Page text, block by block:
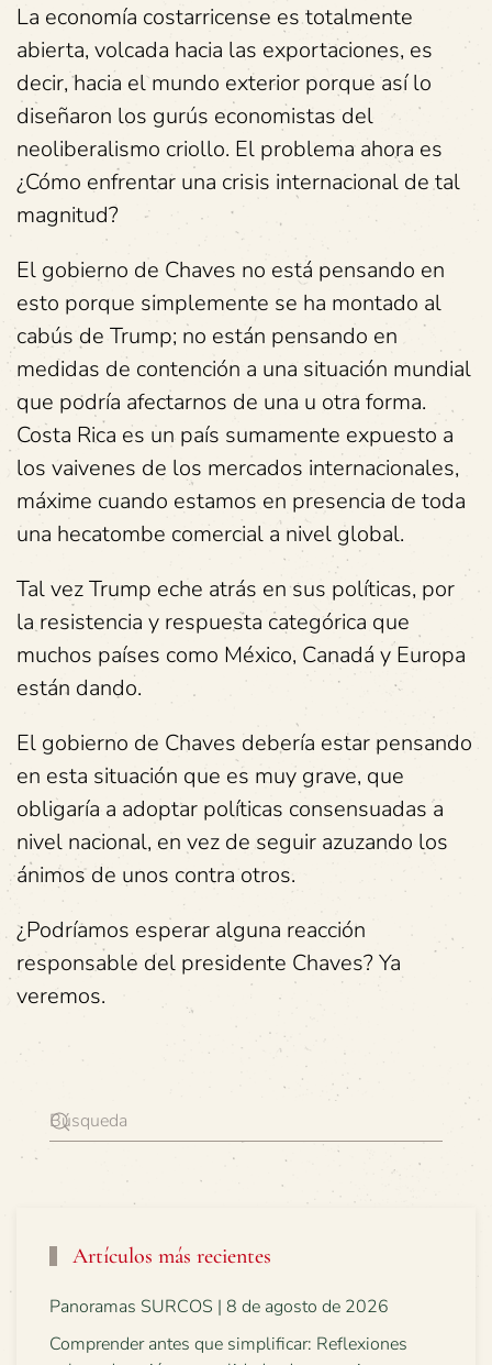
La economía costarricense es totalmente
abierta, volcada hacia las exportaciones, es
decir, hacia el mundo exterior porque así lo
diseñaron los gurús economistas del
neoliberalismo criollo. El problema ahora es
¿Cómo enfrentar una crisis internacional de tal
magnitud?
El gobierno de Chaves no está pensando en
esto porque simplemente se ha montado al
cabús de Trump; no están pensando en
medidas de contención a una situación mundial
que podría afectarnos de una u otra forma.
Costa Rica es un país sumamente expuesto a
los vaivenes de los mercados internacionales,
máxime cuando estamos en presencia de toda
una hecatombe comercial a nivel global.
Tal vez Trump eche atrás en sus políticas, por
la resistencia y respuesta categórica que
muchos países como México, Canadá y Europa
están dando.
El gobierno de Chaves debería estar pensando
en esta situación que es muy grave, que
obligaría a adoptar políticas consensuadas a
nivel nacional, en vez de seguir azuzando los
ánimos de unos contra otros.
¿Podríamos esperar alguna reacción
responsable del presidente Chaves? Ya
veremos.
Artículos más recientes
Panoramas SURCOS | 8 de agosto de 2026
Comprender antes que simplificar: Reflexiones